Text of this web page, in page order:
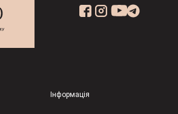
Інформація